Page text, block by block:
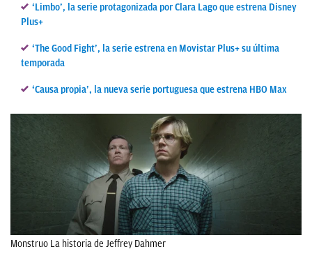
‘Limbo’, la serie protagonizada por Clara Lago que estrena Disney
Plus+
‘The Good Fight’, la serie estrena en Movistar Plus+ su última
temporada
‘Causa propia’, la nueva serie portuguesa que estrena HBO Max
Monstruo La historia de Jeffrey Dahmer